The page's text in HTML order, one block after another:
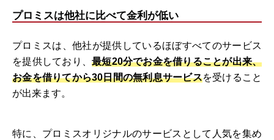
プロミスは他社に比べて金利が低い
プロミスは、他社が提供しているほぼすべてのサービス
を提供しており、 最短20分でお金を借りることが出来、
お金を借りてから30日間の無利息サービスを受けること
が出来ます。
特に、プロミスオリジナルのサービスとして人気を集め